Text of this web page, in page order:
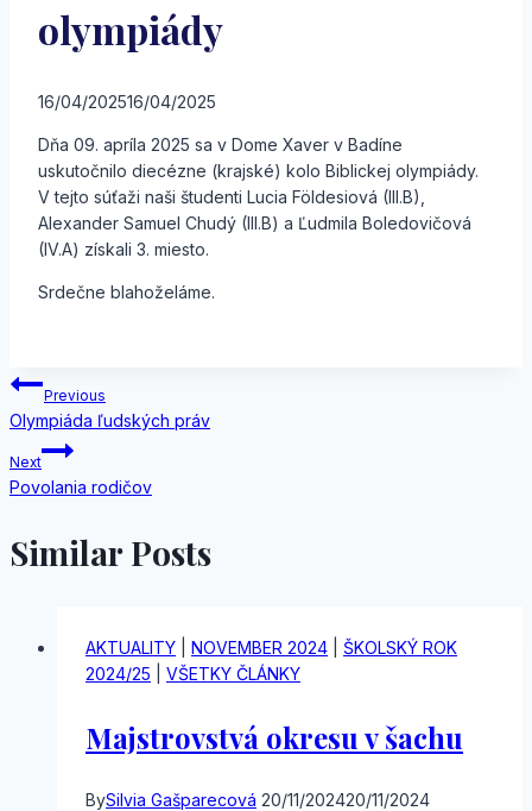
olympiády
16/04/202516/04/2025
Dňa 09. apríla 2025 sa v Dome Xaver v Badíne
uskutočnilo diecézne (krajské) kolo Biblickej olympiády.
V tejto súťaži naši študenti Lucia Földesiová (III.B),
Alexander Samuel Chudý (III.B) a Ľudmila Boledovičová
(IV.A) získali 3. miesto.
Srdečne blahoželáme.
Navigácia
v
článku
Previous
Olympiáda ľudských práv
Next
Povolania rodičov
Similar Posts
AKTUALITY NOVEMBER 2024
ŠKOLSKÝ ROK
2024/25
VŠETKY ČLÁNKY
Majstrovstvá okresu v šachu
BySilvia Gašparecová 20/11/202420/11/2024